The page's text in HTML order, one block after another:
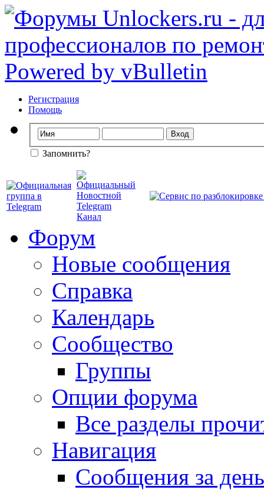
Регистрация
Помощь
Запомнить?
Форум
Новые сообщения
Справка
Календарь
Сообщество
Группы
Опции форума
Все разделы
Навигация
Сообщения за день